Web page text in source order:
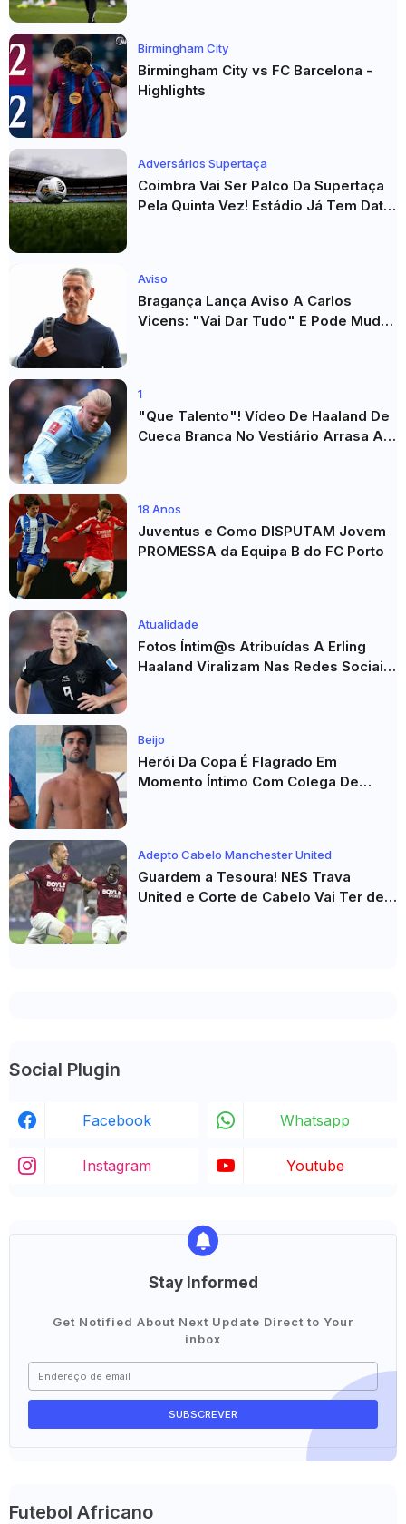
Birmingham City
Birmingham City vs FC Barcelona -
Highlights
Adversários Supertaça
Coimbra Vai Ser Palco Da Supertaça
Pela Quinta Vez! Estádio Já Tem Data
Aviso
Bragança Lança Aviso A Carlos
Vicens: "Vai Dar Tudo" E Pode Mudar
1
"Que Talento"! Vídeo De Haaland De
Cueca Branca No Vestiário Arrasa A
18 Anos
Juventus e Como DISPUTAM Jovem
PROMESSA da Equipa B do FC Porto
Atualidade
Fotos Íntim@s Atribuídas A Erling
Haaland Viralizam Nas Redes Sociais
Beijo
Herói Da Copa É Flagrado Em
Momento Íntimo Com Colega De
Adepto Cabelo Manchester United
Guardem a Tesoura! NES Trava
United e Corte de Cabelo Vai Ter de
Social Plugin
Facebook Whatsapp
Instagram Youtube
Stay Informed
Get Notified About Next Update Direct to Your
inbox
Futebol Africano